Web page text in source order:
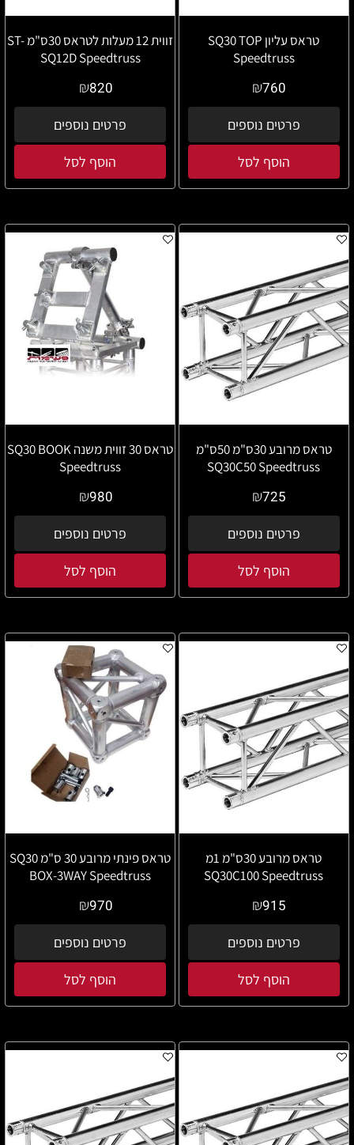
טראס עליון SQ30 TOP
Speedtruss
₪760
פרטים נוספים
הוסף לסל
זווית 12 מעלות לטראס 30ס"מ ST-
SQ12D Speedtruss
₪820
פרטים נוספים
הוסף לסל
טראס מרובע 30ס"מ 50ס"מ
SQ30C50 Speedtruss
₪725
פרטים נוספים
הוסף לסל
טראס 30 זווית משנה SQ30 BOOK
Speedtruss
₪980
פרטים נוספים
הוסף לסל
טראס מרובע 30ס"מ 1מ
SQ30C100 Speedtruss
₪915
פרטים נוספים
הוסף לסל
טראס פינתי מרובע 30 ס"מ SQ30
BOX-3WAY Speedtruss
₪970
פרטים נוספים
הוסף לסל